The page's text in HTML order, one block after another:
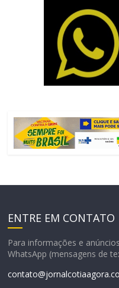
ENTRE EM CONTATO
Para informações e
WhatsApp (mensagens de